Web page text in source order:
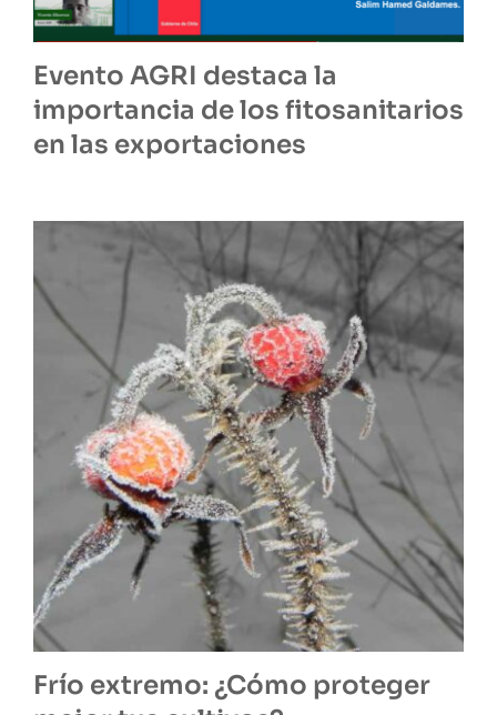
Evento AGRI destaca la
importancia de los fitosanitarios
en las exportaciones
Frío extremo: ¿Cómo proteger